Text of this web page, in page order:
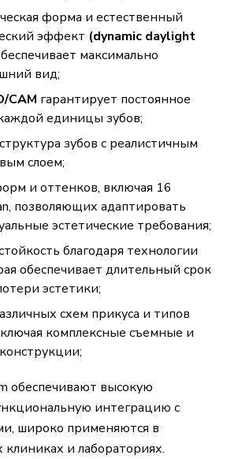
форма и естественный
эффект (dynamic daylight
максимально
вид;
CAM гарантирует постоянное
единицы зубов;
зубов с реалистичным
слоем;
и оттенков, включая 16
позволяющих адаптировать
эстетические требования;
благодаря технологии
обеспечивает длительный срок
эстетики;
схем прикуса и типов
комплексные съемные и
обеспечивают высокую
интеграцию с
широко применяются в
клиниках и лабораториях.